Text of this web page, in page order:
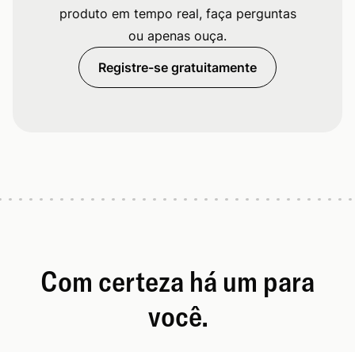
produto em tempo real, faça perguntas
ou apenas ouça.
Registre-se gratuitamente
Com certeza há um para
você.